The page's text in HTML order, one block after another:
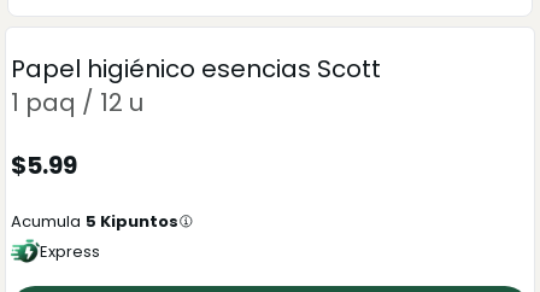
Papel higiénico esencias Scott
1 paq / 12 u
$5.99
Acumula 5 Kipuntos
Express